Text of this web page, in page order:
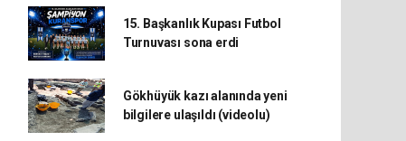
15. Başkanlık Kupası Futbol
Turnuvası sona erdi
Gökhüyük kazı alanında yeni
bilgilere ulaşıldı (videolu)